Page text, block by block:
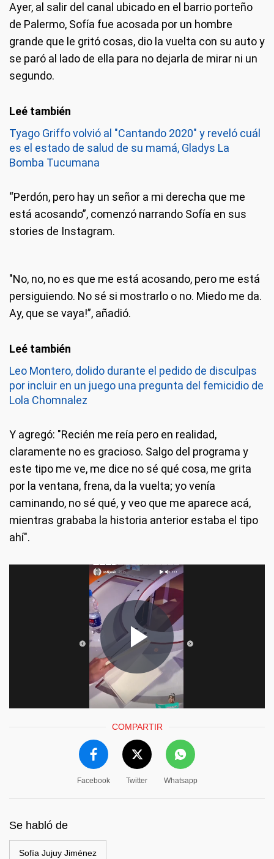
Ayer, al salir del canal ubicado en el barrio porteño
de Palermo, Sofía fue acosada por un hombre
grande que le gritó cosas, dio la vuelta con su auto y
se paró al lado de ella para no dejarla de mirar ni un
segundo.
Tyago Griffo volvió al "Cantando 2020" y reveló cuál
es el estado de salud de su mamá, Gladys La
Bomba Tucumana
“Perdón, pero hay un señor a mi derecha que me
está acosando”, comenzó narrando Sofía en sus
stories de Instagram.
"No, no, no es que me está acosando, pero me está
persiguiendo. No sé si mostrarlo o no. Miedo me da.
Ay, que se vaya!”, añadió.
Leo Montero, dolido durante el pedido de disculpas
por incluir en un juego una pregunta del femicidio de
Lola Chomnalez
Y agregó: "Recién me reía pero en realidad,
claramente no es gracioso. Salgo del programa y
este tipo me ve, me dice no sé qué cosa, me grita
por la ventana, frena, da la vuelta; yo venía
caminando, no sé qué, y veo que me aparece acá,
mientras grababa la historia anterior estaba el tipo
ahí".
COMPARTIR
Facebook Twitter Whatsapp
Se habló de
Sofía Jujuy Jiménez